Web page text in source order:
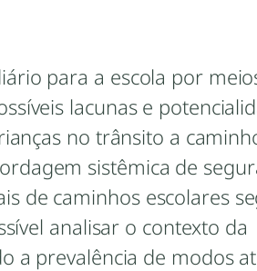
para a escola por
lacunas e
no trânsito a
sistêmica de
de caminhos escolares
analisar o contexto da
a prevalência de modos